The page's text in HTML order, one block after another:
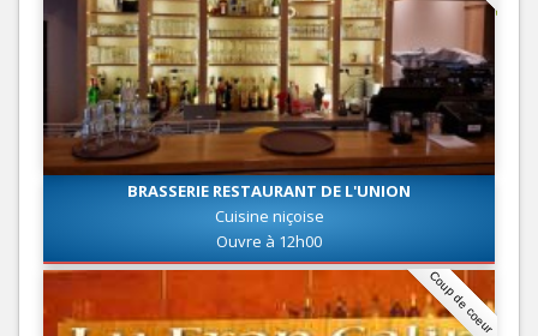
BRASSERIE RESTAURANT DE L'UNION
Cuisine niçoise
Ouvre à 12h00
Coup de coeur